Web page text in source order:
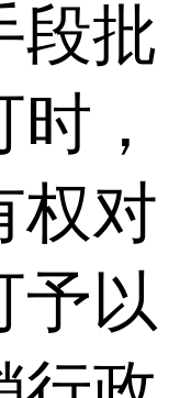
段批
，
权对
予以